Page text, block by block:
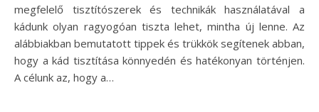
megfelelő tisztítószerek és technikák használatával a
kádunk olyan ragyogóan tiszta lehet, mintha új lenne. Az
alábbiakban bemutatott tippek és trükkök segítenek abban,
hogy a kád tisztítása könnyedén és hatékonyan történjen.
A célunk az, hogy a…